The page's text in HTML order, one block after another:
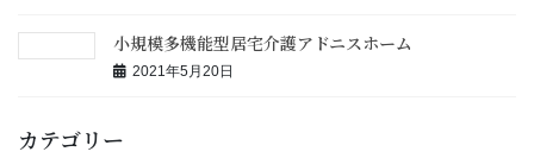
小規模多機能型居宅介護アドニスホーム
2021年5月20日
カテゴリー